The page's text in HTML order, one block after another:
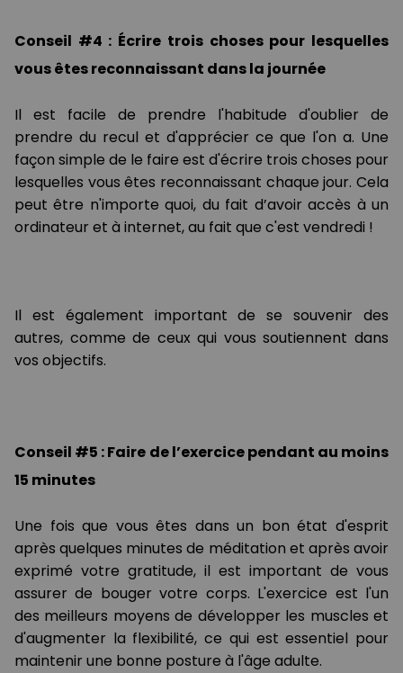
Conseil #4 : Écrire trois choses pour lesquelles
vous êtes reconnaissant dans la journée
Il est facile de prendre l'habitude d'oublier de
prendre du recul et d'apprécier ce que l'on a. Une
façon simple de le faire est d'écrire trois choses pour
lesquelles vous êtes reconnaissant chaque jour. Cela
peut être n'importe quoi, du fait d’avoir accès à un
ordinateur et à internet, au fait que c'est vendredi !
Il est également important de se souvenir des
autres, comme de ceux qui vous soutiennent dans
vos objectifs.
Conseil #5 : Faire de l’exercice pendant au moins
15 minutes
Une fois que vous êtes dans un bon état d'esprit
après quelques minutes de méditation et après avoir
exprimé votre gratitude, il est important de vous
assurer de bouger votre corps. L'exercice est l'un
des meilleurs moyens de développer les muscles et
d'augmenter la flexibilité, ce qui est essentiel pour
maintenir une bonne posture à l'âge adulte.